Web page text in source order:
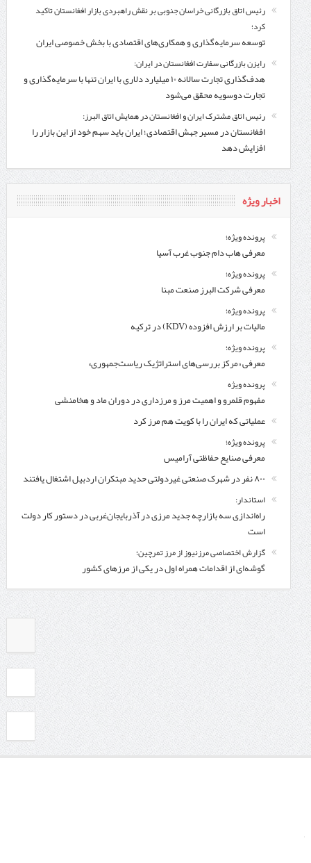
رئیس اتاق بازرگانی خراسان جنوبی بر نقش راهبردی بازار افغانستان تاکید
کرد؛
توسعه سرمایه‌گذاری و همکاری‌های اقتصادی با بخش خصوصی ایران
رایزن بازرگانی سفارت افغانستان در ایران:
هدف‌گذاری تجارت سالانه ۱۰ میلیارد دلاری با ایران تنها با سرمایه‌گذاری و
تجارت دوسویه محقق می‌شود
رئیس اتاق مشترک ایران و افغانستان در همایش اتاق البرز:
افغانستان در مسیر جهش اقتصادی؛ ایران باید سهم خود از این بازار را
افزایش دهد
اخبار ویژه
پرونده ویژه؛
معرفی هاب دام جنوب غرب آسیا
پرونده ویژه؛
معرفی شركت البرز صنعت مبنا
پرونده ویژه؛
مالیات بر ارزش افزوده (KDV) در ترکیه
پرونده ویژه؛
معرفی «مرکز بررسی‌های استراتژیک ریاست‌جمهوری»
پرونده ویژه
مفهوم قلمرو و اهمیت مرز و مرزداری در دوران ماد و هخامنشی
عملیاتی که ایران را با کویت هم مرز کرد
پرونده ویژه؛
معرفی صنایع حفاظتی آرامیس
۸۰۰ نفر در شهرک صنعتی غیردولتی حدید مبتکران اردبیل اشتغال یافتند
استاندار:
راه‌اندازی سه بازارچه جدید مرزی در آذربایجان‌غربی در دستور کار دولت
است
گزارش اختصاصی مرزنیوز از مرز تمرچین؛
گوشه‌ای از اقدامات همراه اول در یکی از مرزهای کشور